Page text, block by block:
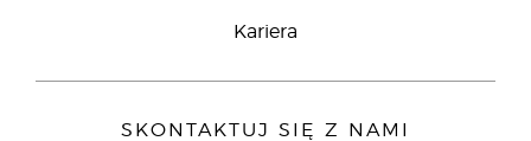
Kariera
SKONTAKTUJ SIĘ Z NAMI